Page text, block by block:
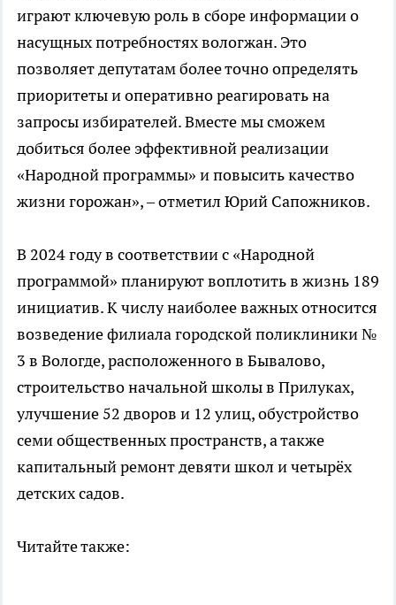
играют ключевую роль в сборе информации о
насущных потребностях вологжан. Это
позволяет депутатам более точно определять
приоритеты и оперативно реагировать на
запросы избирателей. Вместе мы сможем
добиться более эффективной реализации
«Народной программы» и повысить качество
жизни горожан», – отметил Юрий Сапожников.
В 2024 году в соответствии с «Народной
программой» планируют воплотить в жизнь 189
инициатив. К числу наиболее важных относится
возведение филиала городской поликлиники №
3 в Вологде, расположенного в Бывалово,
строительство начальной школы в Прилуках,
улучшение 52 дворов и 12 улиц, обустройство
семи общественных пространств, а также
капитальный ремонт девяти школ и четырёх
детских садов.
Читайте также: